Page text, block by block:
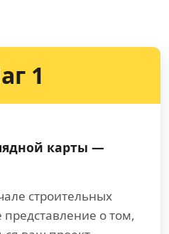
1
карты —
строительных
представление о том,